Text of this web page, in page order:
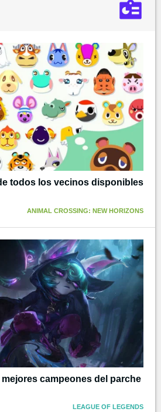
todos los vecinos disponibles
ANIMAL CROSSING: NEW HORIZONS
campeones del parche
LEAGUE OF LEGENDS